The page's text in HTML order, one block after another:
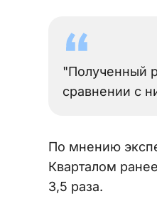
"Полученный
сравнении с
По мнению
Кварталом
3,5 раза.